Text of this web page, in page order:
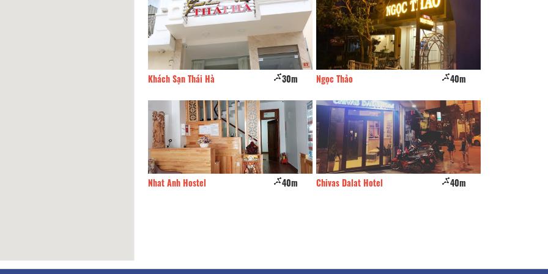
Khách Sạn Thái Hà 30m
Nhat Anh Hostel 40m
Ngọc Thảo 40m
Chivas Dalat Hotel 40m